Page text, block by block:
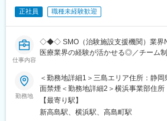
の疾患領域の専門的な経験を積んでい
また、グループの垣根を超えCRCから
方もいらっしゃいます。
■治験進行業務：
・患者様への治験実施内容の説明補助
・患者様のスケジュール管理
【CRCの魅力】
CRCとして、新薬の試験段階で患者さ
ます。また、この仕事は日本医療の未
たしており、医療業界だけでなく、日
貢献性を持っています。
正社員 職種未経験歓迎
仕事内容
◇◆◇ SMO（治験施設支援機関）業界
医療業界の経験が活かせる◎／チーム
【CRC=治験コーディネーターとは？】
病院・クリニックを訪問して、患者様
らに製薬企業との連絡・調整役を担い
いただく患者様の相談相手となり、じ
勤務地
＜勤務地詳細1＞三島エリア住所：静
面禁煙＜勤務地詳細2＞横浜事業部住
2-19-3 NX商事横浜ビル8階勤務地最
駅受動喫煙対策：その他（主要事業所
【最寄り駅】
新高島駅、横浜駅、高島町駅